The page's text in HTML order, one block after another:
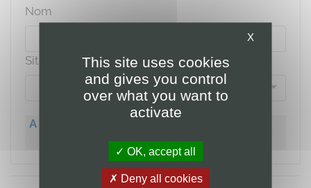
Nom
Site
A
S T U V W
X
This site uses cookies
and gives you control
over what you want to
activate
OK, accept all
Deny all cookies